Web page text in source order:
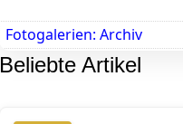
Fotogalerien: Archiv
Beliebte Artikel